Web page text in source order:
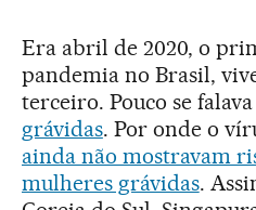
Era abril de 2020, o
pandemia no Brasil,
terceiro. Pouco se
grávidas. Por onde o
ainda não mostravam
mulheres grávidas.